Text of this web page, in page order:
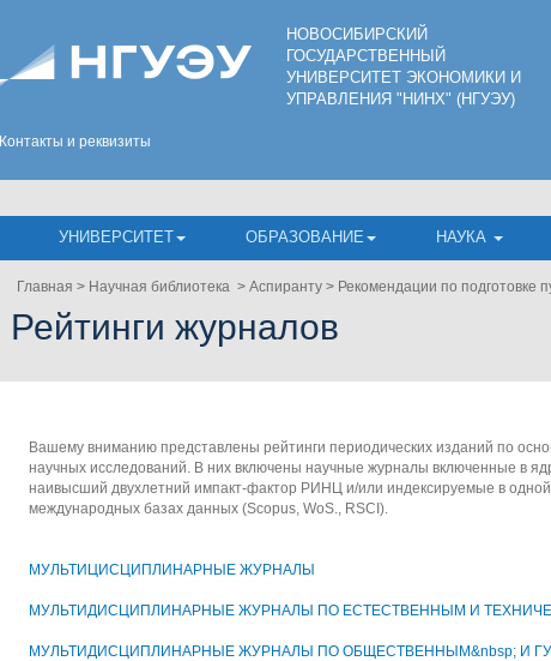
Контакты и реквизиты
НОВОСИБИРСКИЙ
ГОСУДАРСТВЕННЫЙ
УНИВЕРСИТЕТ ЭКОНОМИКИ И
УПРАВЛЕНИЯ "НИНХ" (НГУЭУ)
УНИВЕРСИТЕТ ОБРАЗОВАНИЕ НАУКА
Главная > Научная библиотека > Аспиранту > Рекомендации по подготовке
Рейтинги журналов
Вашему вниманию представлены рейтинги периодических изданий по
научных исследований. В них включены научные журналы включенные в
наивысший двухлетний импакт-фактор РИНЦ и/или индексируемые в одной
международных базах данных (Scopus, WoS., RSCI).
МУЛЬТИЦИСЦИПЛИНАРНЫЕ ЖУРНАЛЫ
МУЛЬТИДИСЦИПЛИНАРНЫЕ ЖУРНАЛЫ ПО ЕСТЕСТВЕННЫМ И
МУЛЬТИДИСЦИПЛИНАРНЫЕ ЖУРНАЛЫ ПО ОБЩЕСТВЕННЫМ&nbsp; И